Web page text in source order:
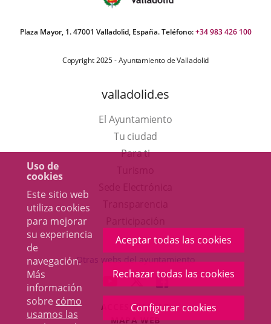
Uso de
cookies
Este sitio web
utiliza cookies
para mejorar
su experiencia
de
navegación.
Más
información
sobre cómo
usamos las
Aceptar todas las cookies
Rechazar todas las cookies
Configurar cookies
Plaza Mayor, 1. 47001 Valladolid, España. Teléfono:+34 983 426 100
Copyright 2025 - Ayuntamiento de Valladolid
valladolid.es
El Ayuntamiento
Tu ciudad
Para ti
en
una
ventana
nueva.
aplicación
externa.
Otras webs del ayuntamiento
ENLACE
A
UNA
ENLACE
A
UNA
ENLACE
A
UNA
ACCESIBILIDAD
MAPA WEB